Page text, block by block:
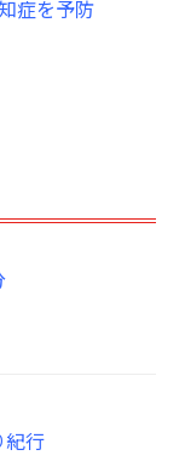
症を予防
紀行